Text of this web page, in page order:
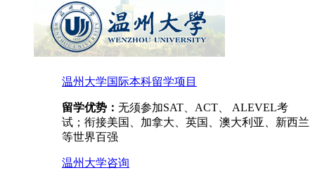
温州大学国际本科留学项目
留学优势： 无须参加SAT、ACT、 ALEVEL考
试；衔接美国、加拿大、英国、澳大利亚、新西兰
等世界百强
温州大学咨询